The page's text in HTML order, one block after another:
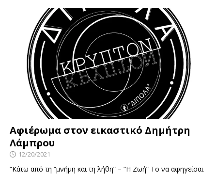
Αφιέρωμα στον εικαστικό Δημήτρη
Λάμπρου
12/20/2021
“Κάτω από τη “μνήμη και τη λήθη” – “Η Ζωή” Το να αφηγείσαι